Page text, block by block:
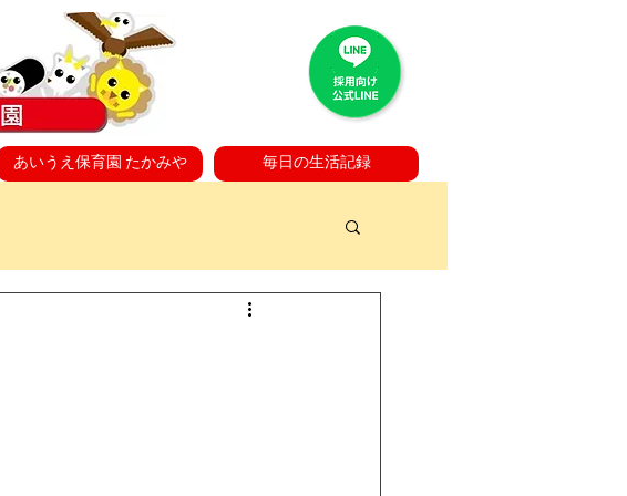
あいうえ保育園 たかみや 毎日の生活記録